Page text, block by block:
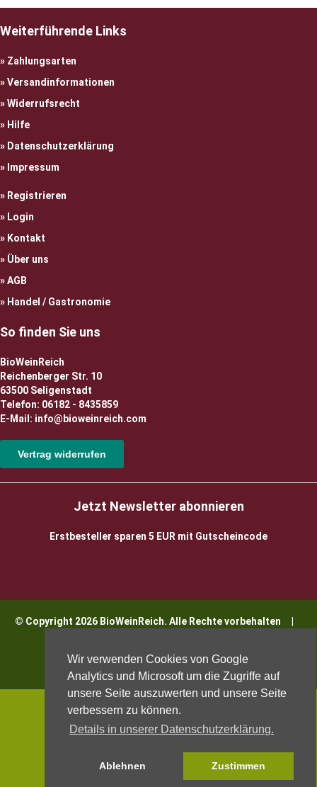
Wir verwenden Cookies von Google
Analytics und Microsoft um die Zugriffe auf
unsere Seite auszuwerten und unsere Seite
verbessern zu können.
Details in unserer Datenschutzerklärung.
Ablehnen Zustimmen
Weiterführende Links
Zahlungsarten
Versandinformationen
Widerrufsrecht
Hilfe
Datenschutzerklärung
Impressum
Registrieren
Login
Kontakt
Über uns
AGB
Handel / Gastronomie
So finden Sie uns
BioWeinReich
Reichenberger Str. 10
63500 Seligenstadt
Telefon: 06182 - 8435859
E-Mail: info@bioweinreich.com
Vertrag widerrufen
Jetzt Newsletter abonnieren
Erstbesteller sparen 5 EUR mit Gutscheincode
© Copyright 2026 BioWeinReich. Alle Rechte vorbehalten |